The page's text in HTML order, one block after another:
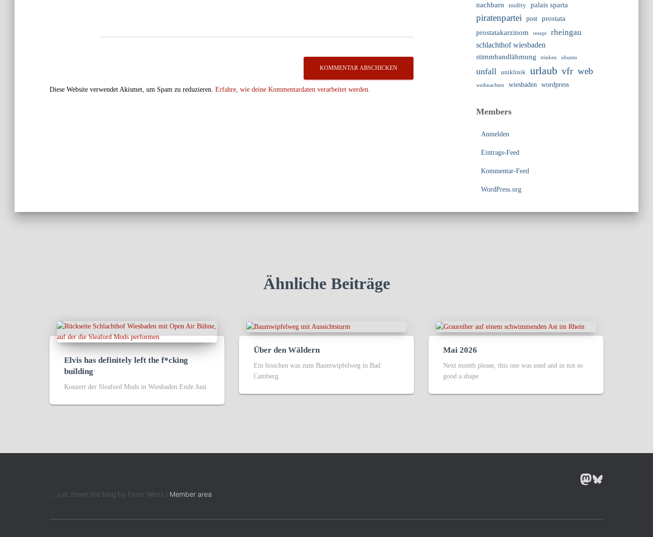
Diese Website verwendet Akismet, um Spam zu reduzieren. Erfahre, wie deine Kommentardaten verarbeitet werden.
nachbarn nudity palais sparta
piratenpartei post
prostata
prostatakarzinom
rezept rheingau
schlachthof wiesbaden
stimmbandlähmung trinken ubuntu
unfall uniklinik urlaub vfr web
weihnachten wiesbaden wordpress
Members
Anmelden
Eintrags-Feed
Kommentar-Feed
WordPress.org
Ähnliche Beiträge
Elvis has definitely left the f*cking
building
Konzert der Sleaford Mods in Wiesbaden Ende Juni
Über den Wäldern
Ein bisschen was zum Baumwipfelweg in Bad
Camberg
Mai 2026
Next month please, this one was used and in not so
good a shape
... just down the blog by Peter Wenz | Member area
MASTODON